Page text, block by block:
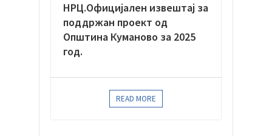
НРЦ.Официјaлен извештај за
поддржан проект од
Општина Куманово за 2025
год.
READ MORE